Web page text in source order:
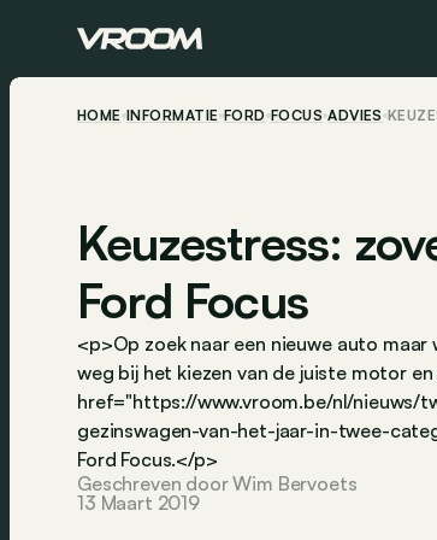
HOME INFORMATIE FORD FOCUS ADVIES
Keuzestress:
Ford Focus
<p>Op zoek naar een nieuwe auto
weg bij het kiezen van de juiste motor
href="https://www.vroom.be/nl/
gezinswagen-van-het-jaar-in-twee-
Ford Focus.</p>
Geschreven door Wim Bervoets
13 Maart 2019